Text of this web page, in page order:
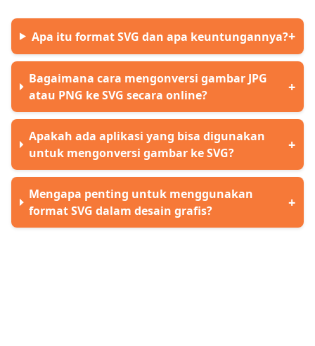
Apa itu format SVG dan apa keuntungannya?
Bagaimana cara mengonversi gambar JPG
atau PNG ke SVG secara online?
Apakah ada aplikasi yang bisa digunakan
untuk mengonversi gambar ke SVG?
Mengapa penting untuk menggunakan
format SVG dalam desain grafis?